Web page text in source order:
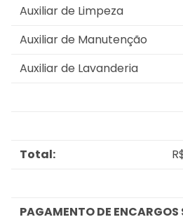
Auxiliar de Limpeza
Auxiliar de Manutenção
Auxiliar de Lavanderia
Total:
PAGAMENTO DE